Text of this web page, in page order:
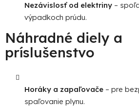
Nezávislosť od elektriny –
výpadkoch prúdu.
Náhradné diely a
príslušenstvo
Horáky a zapaľovače – pre
spaľovanie plynu.